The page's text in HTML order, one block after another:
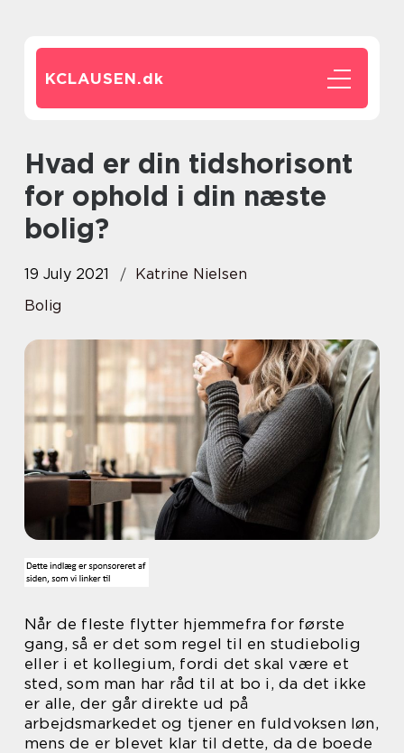
KCLAUSEN.dk
Hvad er din tidshorisont
for ophold i din næste
bolig?
19 July 2021
Katrine Nielsen
Bolig
Når de fleste flytter hjemmefra for første
gang, så er det som regel til en studiebolig
eller i et kollegium, fordi det skal være et
sted, som man har råd til at bo i, da det ikke
er alle, der går direkte ud på
arbejdsmarkedet og tjener en fuldvoksen løn,
mens de er blevet klar til dette, da de boede